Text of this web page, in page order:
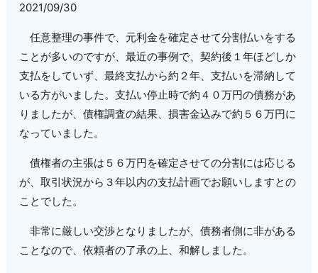
2021/09/30
任意整理の事件で、元利金を確定させて分割払いをする
ことが多いのですが、最近の事例で、契約後１年ほどしか
支払をしていず、最終支払から約２年、支払いを滞納して
いる方がいました。支払い停止時で約４０万円の債務があ
りましたが、債権調査の結果、損害金込みで約５６万円に
なっていました。
債権者の主張は５６万円を確定させての分割には応じる
が、取引状況から３年以内の支払計画でお願いしますとの
ことでした。
非常に厳しい交渉となりましたが、債務者側に非がある
ことなので、依頼者の了承の上、和解しました。